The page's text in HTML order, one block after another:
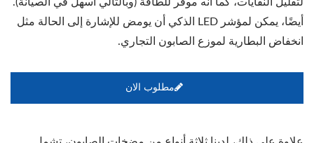
أيضًا، يمكن لمؤشر LED الذكي أن يومض للإشارة إلى الحالة مثل
انخفاض البطارية لموزع الصابون التجاري.
مطلوب الان